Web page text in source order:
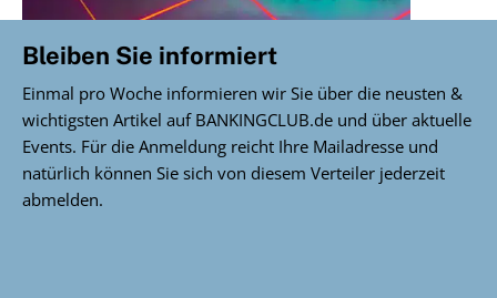
Bleiben Sie informiert
Einmal pro Woche informieren wir Sie über die neusten &
wichtigsten Artikel auf BANKINGCLUB.de und über aktuelle
Events. Für die Anmeldung reicht Ihre Mailadresse und
natürlich können Sie sich von diesem Verteiler jederzeit
abmelden.